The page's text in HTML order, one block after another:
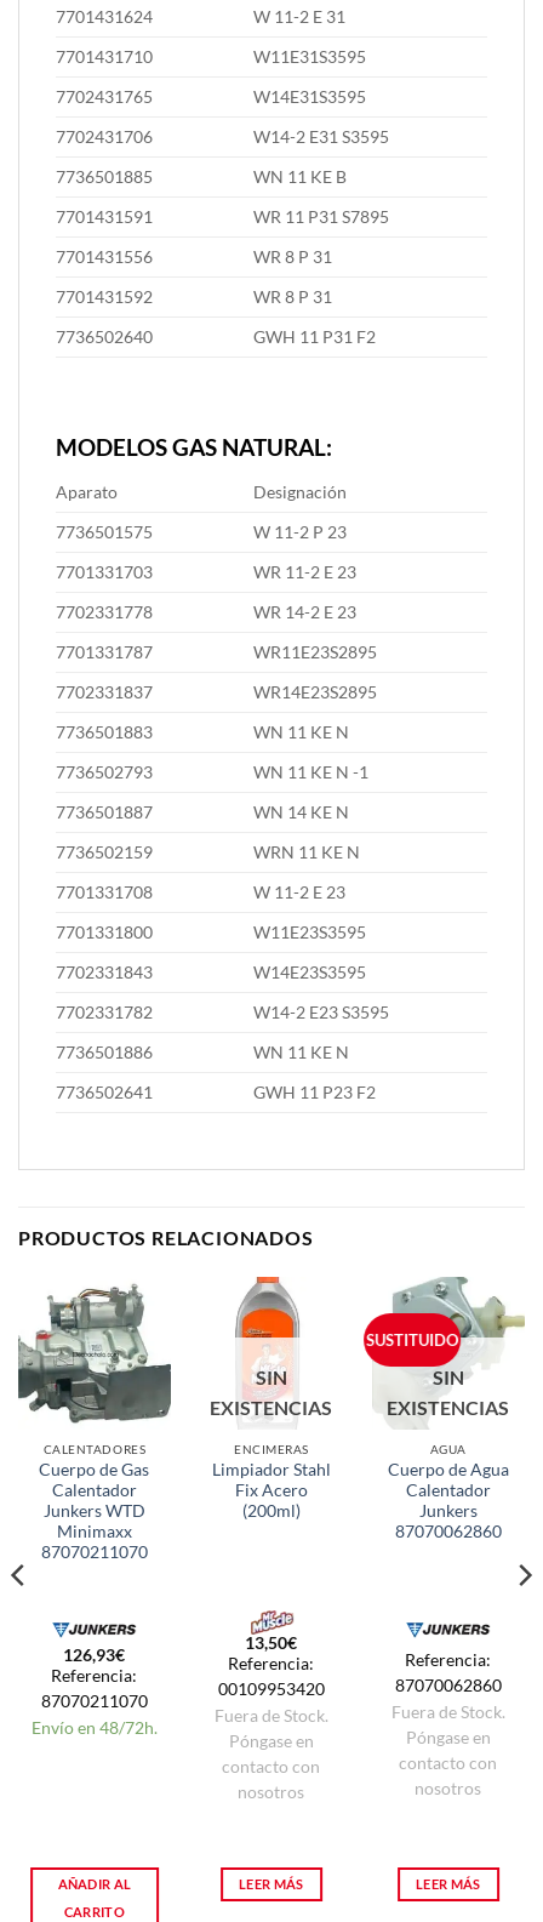
7701431624
W 11-2 E 31
7701431710
W11E31S3595
7702431765
W14E31S3595
7702431706
W14-2 E31 S3595
7736501885
WN 11 KE B
7701431591
WR 11 P31 S7895
7701431556
WR 8 P 31
7701431592
WR 8 P 31
7736502640
GWH 11 P31 F2
MODELOS GAS NATURAL:
Aparato
Designación
7736501575
W 11-2 P 23
7701331703
WR 11-2 E 23
7702331778
WR 14-2 E 23
7701331787
WR11E23S2895
7702331837
WR14E23S2895
7736501883
WN 11 KE N
7736502793
WN 11 KE N -1
7736501887
WN 14 KE N
7736502159
WRN 11 KE N
7701331708
W 11-2 E 23
7701331800
W11E23S3595
7702331843
W14E23S3595
7702331782
W14-2 E23 S3595
7736501886
WN 11 KE N
7736502641
GWH 11 P23 F2
PRODUCTOS RELACIONADOS
CALENTADORES
Cuerpo de Gas
Calentador
Junkers WTD
Minimaxx
87070211070
126,93€
Referencia:
87070211070
Envío en 48/72h.
AÑADIR AL
CARRITO
SIN
EXISTENCIAS
ENCIMERAS
Limpiador Stahl
Fix Acero
(200ml)
13,50€
Referencia:
00109953420
Fuera de Stock.
Póngase en
contacto con
nosotros
LEER MÁS
SUSTITUIDO
SIN
EXISTENCIAS
AGUA
Cuerpo de Agua
Calentador
Junkers
87070062860
Referencia:
87070062860
Fuera de Stock.
Póngase en
contacto con
nosotros
LEER MÁS